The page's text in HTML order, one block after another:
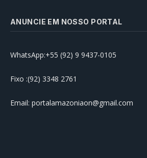
ANUNCIE EM NOSSO PORTAL
WhatsApp:+55 (92) 9 9437-0105
Fixo :(92) 3348 2761
Email: portalamazoniaon@gmail.com